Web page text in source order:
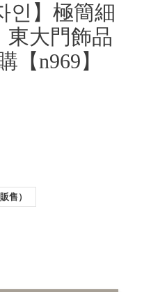
인】極簡細
東大門飾品
【n969】
售）